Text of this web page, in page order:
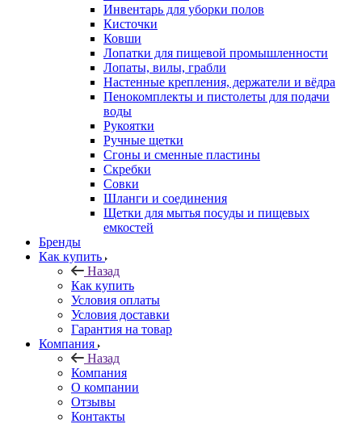
Инвентарь для уборки полов
Кисточки
Ковши
Лопатки для пищевой промышленности
Лопаты, вилы, грабли
Настенные крепления, держатели и вёдра
Пенокомплекты и пистолеты для подачи
воды
Рукоятки
Ручные щетки
Сгоны и сменные пластины
Скребки
Совки
Шланги и соединения
Щетки для мытья посуды и пищевых
емкостей
Бренды
Как купить
Назад
Как купить
Условия оплаты
Условия доставки
Гарантия на товар
Компания
Назад
Компания
О компании
Отзывы
Контакты